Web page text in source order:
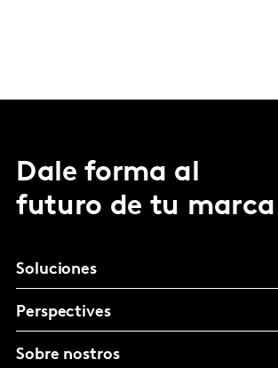
Dale forma al
futuro de tu marca
Soluciones
Perspectives
Sobre nostros